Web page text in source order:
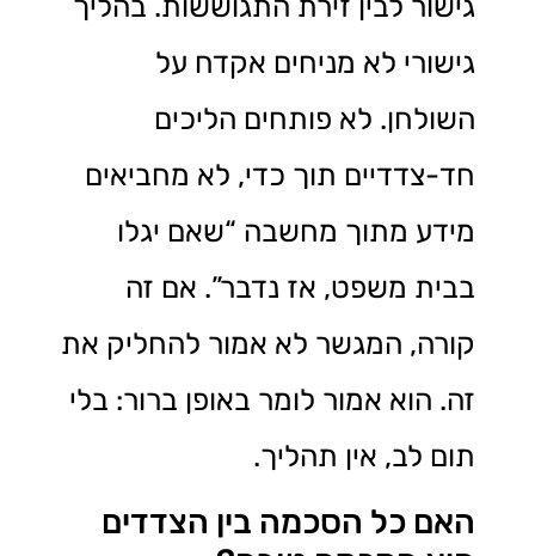
גישור לבין זירת התגוששות. בהליך
גישורי לא מניחים אקדח על
השולחן. לא פותחים הליכים
חד-צדדיים תוך כדי, לא מחביאים
מידע מתוך מחשבה “שאם יגלו
בבית משפט, אז נדבר”. אם זה
קורה, המגשר לא אמור להחליק את
זה. הוא אמור לומר באופן ברור: בלי
תום לב, אין תהליך.
האם כל הסכמה בין הצדדים